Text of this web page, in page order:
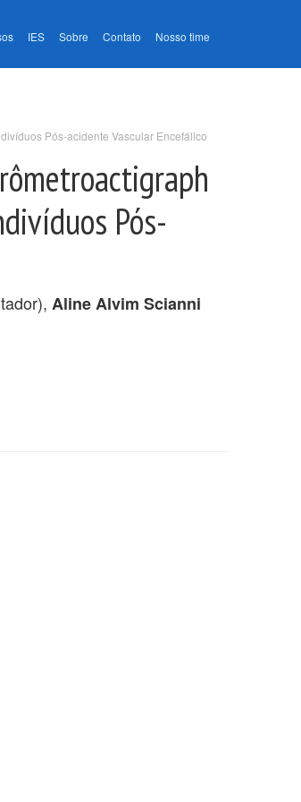
IES Sobre Contato Nosso time
Pós-acidente Vascular Encefálico
Pós-
Aline Alvim Scianni